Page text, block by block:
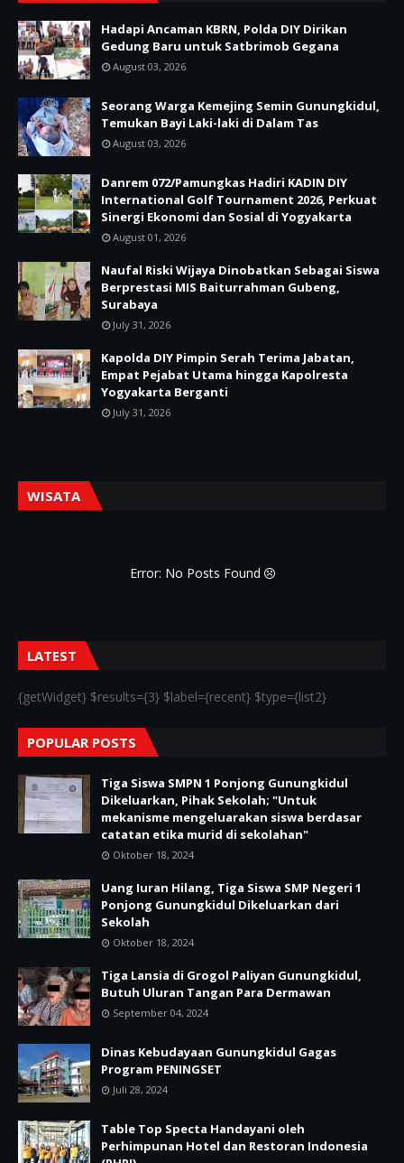
Hadapi Ancaman KBRN, Polda DIY Dirikan
Gedung Baru untuk Satbrimob Gegana
August 03, 2026
Seorang Warga Kemejing Semin Gunungkidul,
Temukan Bayi Laki-laki di Dalam Tas
August 03, 2026
Danrem 072/Pamungkas Hadiri KADIN DIY
International Golf Tournament 2026, Perkuat
Sinergi Ekonomi dan Sosial di Yogyakarta
August 01, 2026
Naufal Riski Wijaya Dinobatkan Sebagai Siswa
Berprestasi MIS Baiturrahman Gubeng,
Surabaya
July 31, 2026
Kapolda DIY Pimpin Serah Terima Jabatan,
Empat Pejabat Utama hingga Kapolresta
Yogyakarta Berganti
July 31, 2026
WISATA
Error: No Posts Found
LATEST
{getWidget} $results={3} $label={recent} $type={list2}
POPULAR POSTS
Tiga Siswa SMPN 1 Ponjong Gunungkidul
Dikeluarkan, Pihak Sekolah; "Untuk
mekanisme mengeluarakan siswa berdasar
catatan etika murid di sekolahan"
Oktober 18, 2024
Uang Iuran Hilang, Tiga Siswa SMP Negeri 1
Ponjong Gunungkidul Dikeluarkan dari
Sekolah
Oktober 18, 2024
Tiga Lansia di Grogol Paliyan Gunungkidul,
Butuh Uluran Tangan Para Dermawan
September 04, 2024
Dinas Kebudayaan Gunungkidul Gagas
Program PENINGSET
Juli 28, 2024
Table Top Specta Handayani oleh
Perhimpunan Hotel dan Restoran Indonesia